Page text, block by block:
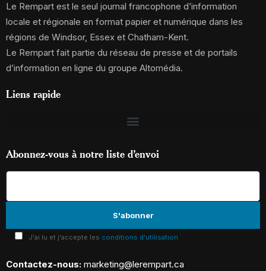
Le Rempart est le seul journal francophone d’information
locale et régionale en format papier et numérique dans les
régions de Windsor, Essex et Chatham-Kent.
Le Rempart fait partie du réseau de presse et de portails
d’information en ligne du groupe Altomédia.
Liens rapide
Abonnez-vous à notre liste d’envoi
J'ai lu et j'accepte les conditions d'utilisation
Contactez-nous: marketing@lerempart.ca